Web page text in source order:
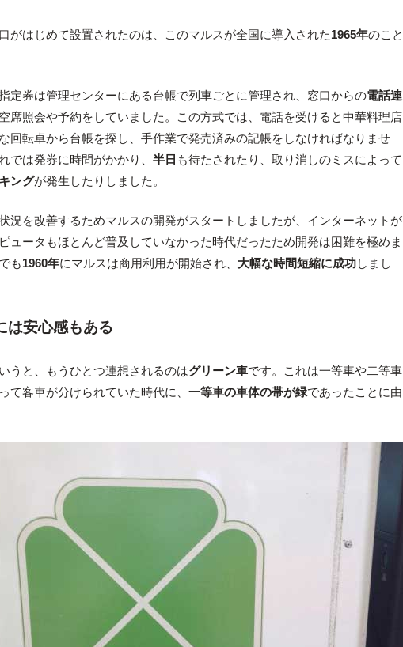
がはじめて設置されたのは、このマルスが全国に導入された1965年のこと
定券は管理センターにある台帳で列車ごとに管理され、窓口からの電話連
席照会や予約をしていました。この方式では、電話を受けると中華料理店
回転卓から台帳を探し、手作業で発売済みの記帳をしなければなりませ
では発券に時間がかかり、半日 も待たされたり、取り消しのミスによって
ングが発生したりしました。
況を改善するためマルスの開発がスタートしましたが、インターネットが
ュータもほとんど普及していなかった時代だったため開発は困難を極めま
も1960年にマルスは商用利用が開始され、 大幅な時間短縮に成功しまし
は安心感もある
うと、もうひとつ連想されるのはグリーン車です。これは一等車や二等車
て客車が分けられていた時代に、一等車の車体の帯が緑であったことに由